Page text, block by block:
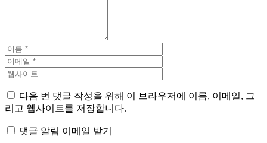
다음 번 댓글 작성을 위해 이 브라우저에 이름, 이메일, 그
리고 웹사이트를 저장합니다.
댓글 알림 이메일 받기